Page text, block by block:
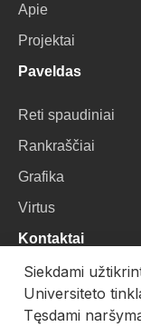
Apie
Projektai
Paveldas
Reti spaudiniai
Rankraščiai
Grafika
Virtus
Kontaktai
VU Biblioteka
Universiteto g. 3,
Siekdami
Universiteto
Tęsdami